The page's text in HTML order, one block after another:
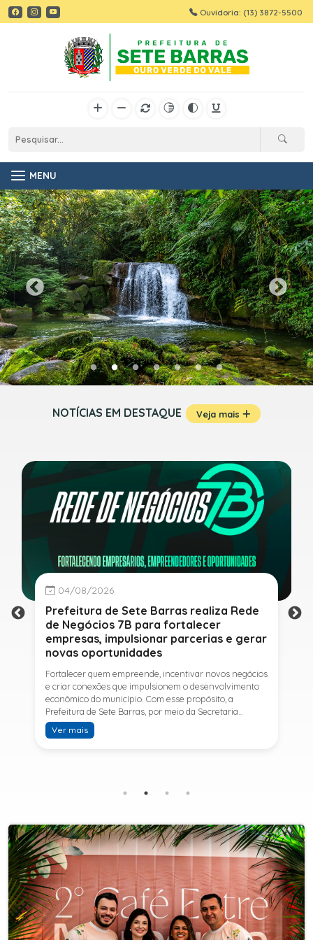
Ouvidoria: (13) 3872-5500
MENU
NOTÍCIAS EM DESTAQUE Veja mais
04/08/2026
Prefeitura de Sete Barras realiza Rede
de Negócios 7B para fortalecer
empresas, impulsionar parcerias e gerar
novas oportunidades
Fortalecer quem empreende, incentivar novos negócios
e criar conexões que impulsionem o desenvolvimento
econômico do município. Com esse propósito, a
Prefeitura de Sete Barras, por meio da Secretaria
Municipal de Turismo e Desenvolvimento Econômico,
promove na próxima terça-feira (11) a Rede de Negócios
telecomunicações e fundador da empresa Seu
Consultor, que compartilhará estratégias para
aumentar resultados, fortalecer relacionamentos
comerciais e ampliar as oportunidades de
negócios.Para a Secretária Municipal de Turismo e
Desenvolvimento Econômico, Edna Carvalho, a Rede de
Negócios 7B representa mais uma iniciativa da gestão
do Prefeito Ítalo Costa para fortalecer o
empreendedorismo e incentivar o crescimento das
Ver mais